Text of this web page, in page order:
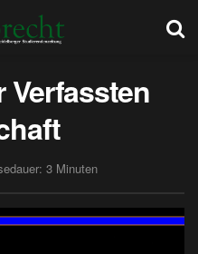
Verfassten
3 Minuten